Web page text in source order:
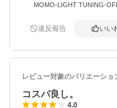
MOMO-LIGHT TUNING-
違反報告 いい
レビュー対象のバリエーショ
コスパ良し。
4.0